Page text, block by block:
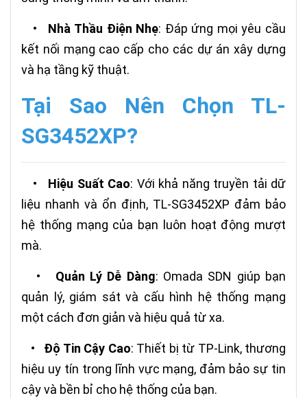
• Nhà Thầu Điện Nhẹ: Đáp ứng mọi yêu cầu
kết nối mạng cao cấp cho các dự án xây dựng
và hạ tầng kỹ thuật.
Tại Sao Nên Chọn TL-
SG3452XP?
• Hiệu Suất Cao: Với khả năng truyền tải dữ
liệu nhanh và ổn định, TL-SG3452XP đảm bảo
hệ thống mạng của bạn luôn hoạt động mượt
mà.
• Quản Lý Dễ Dàng: Omada SDN giúp bạn
quản lý, giám sát và cấu hình hệ thống mạng
một cách đơn giản và hiệu quả từ xa.
• Độ Tin Cậy Cao: Thiết bị từ TP-Link, thương
hiệu uy tín trong lĩnh vực mạng, đảm bảo sự tin
cậy và bền bỉ cho hệ thống của bạn.